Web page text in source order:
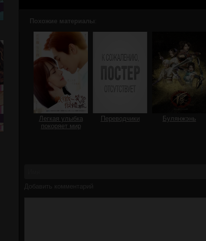
Похожие материалы
Легкая улыбка
покоряет мир
Переводчики Булянжэнь
Добавить комментарий